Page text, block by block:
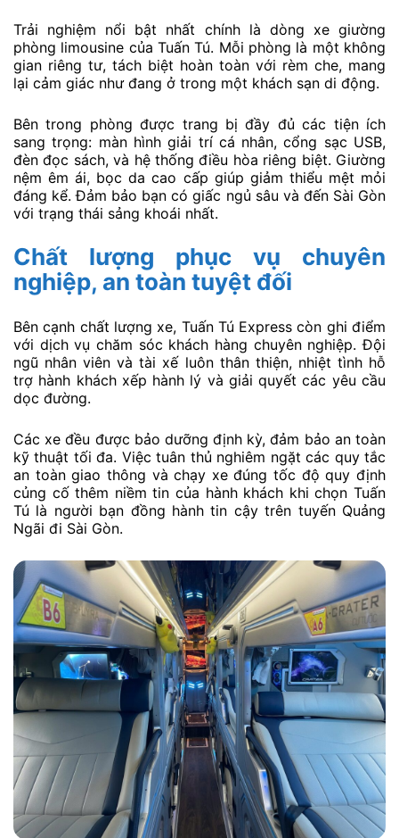
Trải nghiệm nổi bật nhất chính là dòng xe giường
phòng limousine của Tuấn Tú. Mỗi phòng là một không
gian riêng tư, tách biệt hoàn toàn với rèm che, mang
lại cảm giác như đang ở trong một khách sạn di động.
Bên trong phòng được trang bị đầy đủ các tiện ích
sang trọng: màn hình giải trí cá nhân, cổng sạc USB,
đèn đọc sách, và hệ thống điều hòa riêng biệt. Giường
nệm êm ái, bọc da cao cấp giúp giảm thiểu mệt mỏi
đáng kể. Đảm bảo bạn có giấc ngủ sâu và đến Sài Gòn
với trạng thái sảng khoái nhất.
Chất lượng phục vụ chuyên
nghiệp, an toàn tuyệt đối
Bên cạnh chất lượng xe, Tuấn Tú Express còn ghi điểm
với dịch vụ chăm sóc khách hàng chuyên nghiệp. Đội
ngũ nhân viên và tài xế luôn thân thiện, nhiệt tình hỗ
trợ hành khách xếp hành lý và giải quyết các yêu cầu
dọc đường.
Các xe đều được bảo dưỡng định kỳ, đảm bảo an toàn
kỹ thuật tối đa. Việc tuân thủ nghiêm ngặt các quy tắc
an toàn giao thông và chạy xe đúng tốc độ quy định
củng cố thêm niềm tin của hành khách khi chọn Tuấn
Tú là người bạn đồng hành tin cậy trên tuyến Quảng
Ngãi đi Sài Gòn.